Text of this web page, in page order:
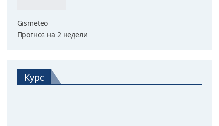
Gismeteo
Прогноз на 2 недели
Курс